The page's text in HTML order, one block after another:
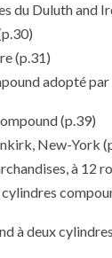
du Duluth and
(p.31)
adopté par
(p.39)
New-York
à 12
à deux